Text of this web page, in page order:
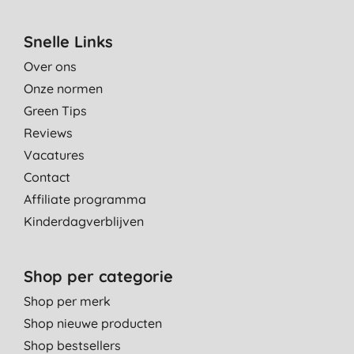
Snelle Links
Over ons
Onze normen
Green Tips
Reviews
Vacatures
Contact
Affiliate programma
Kinderdagverblijven
Shop per categorie
Shop per merk
Shop nieuwe producten
Shop bestsellers